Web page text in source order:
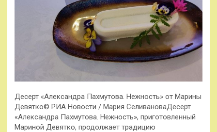
Десерт «Александра Пахмутова. Нежность» от Марины
Девятко© РИА Новости / Мария СеливановаДесерт
«Александра Пахмутова. Нежность», приготовленный
Мариной Девятко, продолжает традицию